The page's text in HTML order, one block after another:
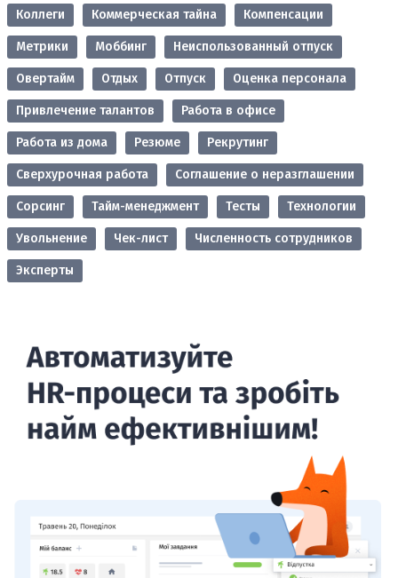
Коллеги Коммерческая тайна Компенсации
Метрики Моббинг Неиспользованный отпуск
Овертайм Отдых Отпуск Оценка персонала
Привлечение талантов Работа в офисе
Работа из дома Резюме Рекрутинг
Сверхурочная работа Соглашение о неразглашении
Сорсинг Тайм-менеджмент Тесты Технологии
Увольнение Чек-лист Численность сотрудников
Эксперты